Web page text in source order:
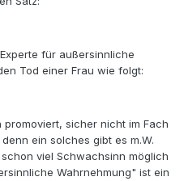
für außersinnliche
Tod einer Frau wie folgt:
sicher nicht im Fach
ein solches gibt es m.W.
viel Schwachsinn möglich
Wahrnehmung" ist ein